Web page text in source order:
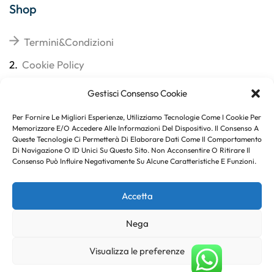
Gestisci Consenso Cookie
Per Fornire Le Migliori Esperienze, Utilizziamo Tecnologie Come I Cookie Per
Memorizzare E/o Accedere Alle Informazioni Del Dispositivo. Il Consenso A
Queste Tecnologie Ci Permetterà Di Elaborare Dati Come Il Comportamento
Di Navigazione O ID Unici Su Questo Sito. Non Acconsentire O Ritirare Il
Consenso Può Influire Negativamente Su Alcune Caratteristiche E Funzioni.
Accetta
Nega
Visualizza le preferenze
Shop
Termini&Condizioni
2. Cookie Policy